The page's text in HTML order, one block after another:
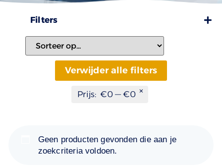
Filters
Verwijder alle filters
Prijs: €0 — €0 ×
Geen producten gevonden die aan je
zoekcriteria voldoen.